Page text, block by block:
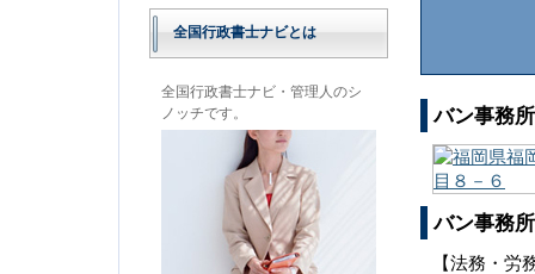
バン事務
バン事務
【法務・労
全国行政書士ナビとは
全国行政書士ナビ・管理人のシ
ノッチです。